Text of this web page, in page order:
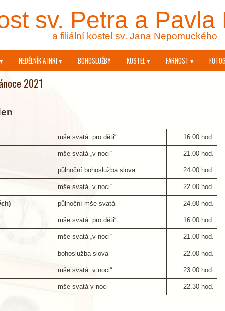
sv. Petra a Pavla
a filiální kostel sv. Jana Nepomuckého
NEDĚLNÍK A INRI ▾ BOHOSLUŽBY KOSTEL ▾ FARNOST ▾
2021
mše svatá „pro děti“ 16.00 hod.
mše svatá „v noci“ 21.00 hod.
půlnoční bohoslužba slova 24.00 hod.
mše svatá „v noci“ 22.00 hod.
půlnoční mše svatá 24.00 hod.
mše svatá „pro děti“ 16.00 hod.
mše svatá „v noci“ 21.00 hod.
bohoslužba slova 22.00 hod.
mše svatá „v noci“ 23.00 hod.
mše svatá v noci 22.30 hod.